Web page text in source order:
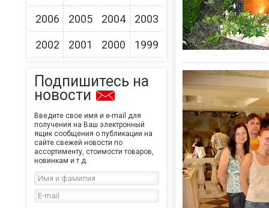
2006 2005 2004 2003
2002 2001 2000 1999
Подпишитесь на
новости
Введите свое имя и e-mail для
получения на Ваш электронный
ящик сообщения о публикации на
сайте свежей новости по
ассортименту, стоимости товаров,
новинкам и т.д.